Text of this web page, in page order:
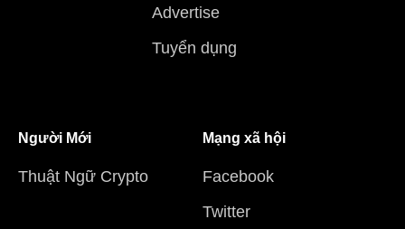
Advertise
Tuyển dụng
Người Mới
Thuật Ngữ Crypto
Mạng xã hội
Facebook
Twitter